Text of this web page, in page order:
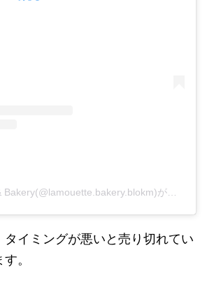
タイミングが悪いと売り切れてい
。